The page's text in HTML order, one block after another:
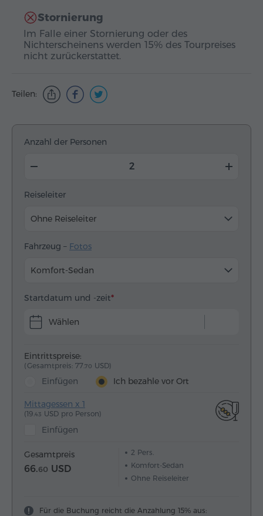
Stornierung
Im Falle einer Stornierung oder des
Nichterscheinens werden 15% des Tourpreises
nicht zurückerstattet.
Teilen:
Anzahl der Personen
Reiseleiter
Ohne Reiseleiter
Fahrzeug – Fotos
Komfort-Sedan
Startdatum und -zeit
Wählen
Eintrittspreise:
(Gesamtpreis: 77.70 USD)
Einfügen Ich bezahle vor Ort
Mittagessen x 1
(19.43 USD pro Person)
Einfügen
Gesamtpreis
66.60 USD
2Pers.
Komfort-Sedan
Ohne Reiseleiter
Für die Buchung reicht die Anzahlung 15% aus: